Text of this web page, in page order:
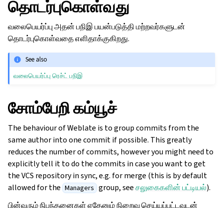
தொடர்புகொள்வது
வலைபெயர்ப்பு அதன் பநிஇ பயன்படுத்தி மற்றவர்களுடன்
தொடர்புகொள்வதை எளிதாக்குகிறது.
See also
வலைபெயர்ப்பு ரெச்ட் பநிஇ
சோம்பேறி கம்யூச்
The behaviour of Weblate is to group commits from the
same author into one commit if possible. This greatly
reduces the number of commits, however you might need to
explicitly tell it to do the commits in case you want to get
the VCS repository in sync, e.g. for merge (this is by default
allowed for the Managers group, seeசலுகைகளின் பட்டியல்).
பின்வரும் நிபந்தனைகள் ஏதேனும் நிறைவு செய்யப்பட்டவுடன்